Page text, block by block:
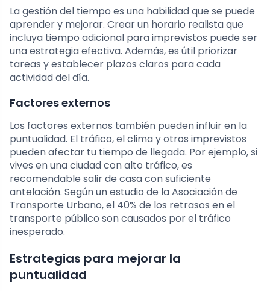
La gestión del tiempo es una habilidad que se puede
aprender y mejorar. Crear un horario realista que
incluya tiempo adicional para imprevistos puede ser
una estrategia efectiva. Además, es útil priorizar
tareas y establecer plazos claros para cada
actividad del día.
Factores externos
Los factores externos también pueden influir en la
puntualidad. El tráfico, el clima y otros imprevistos
pueden afectar tu tiempo de llegada. Por ejemplo, si
vives en una ciudad con alto tráfico, es
recomendable salir de casa con suficiente
antelación. Según un estudio de la Asociación de
Transporte Urbano, el 40% de los retrasos en el
transporte público son causados por el tráfico
inesperado.
Estrategias para mejorar la
puntualidad